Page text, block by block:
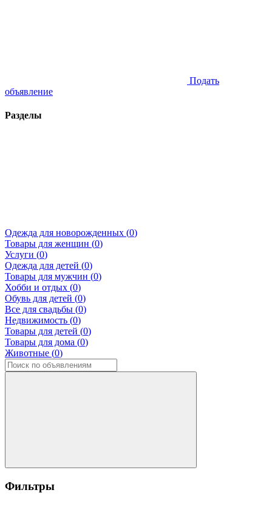
Подать
объявление
Разделы
Одежда для новорожденных (0)
Товары для женщин (0)
Услуги (0)
Одежда для детей (0)
Товары для мужчин (0)
Хобби и отдых (0)
Обувь для детей (0)
Все для свадьбы (0)
Недвижимость (0)
Товары для детей (0)
Товары для дома (0)
Животные (0)
Фильтры